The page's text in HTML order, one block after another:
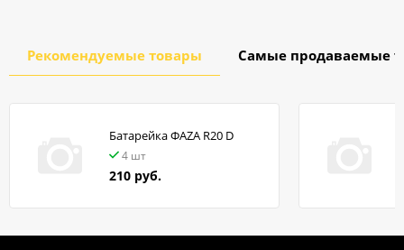
Рекомендуемые товары Самые продаваемые
Батарейка ФАZA R20 D
4 шт
210 руб.